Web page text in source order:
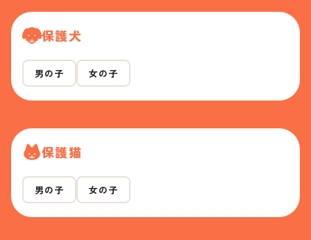
保護犬
男の子 女の子
保護猫
男の子 女の子